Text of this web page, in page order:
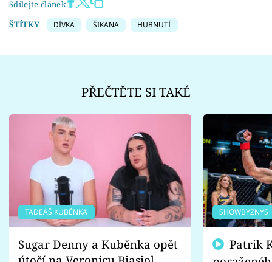
Sdílejte článek
ŠTÍTKY
DÍVKA ŠIKANA HUBNUTÍ
PŘEČTĚTE SI TAKÉ
TADEÁŠ KUBĚNKA
Sugar Denny a Kuběnka opět
SHOWBYZNYS